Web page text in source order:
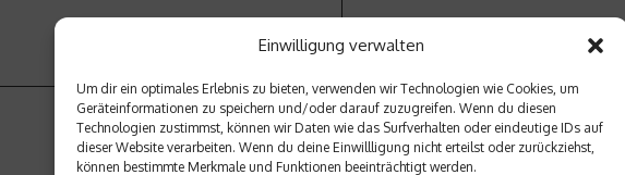
Einwilligung verwalten
Um dir ein optimales Erlebnis zu bieten, verwenden wir Technologien wie Cookies, um
Geräteinformationen zu speichern und/oder darauf zuzugreifen. Wenn du diesen
Technologien zustimmst, können wir Daten wie das Surfverhalten oder eindeutige IDs auf
dieser Website verarbeiten. Wenn du deine Einwillligung nicht erteilst oder zurückziehst,
können bestimmte Merkmale und Funktionen beeinträchtigt werden.